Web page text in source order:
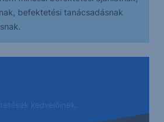
befektetési tanácsadásnak
kedvelőinek.